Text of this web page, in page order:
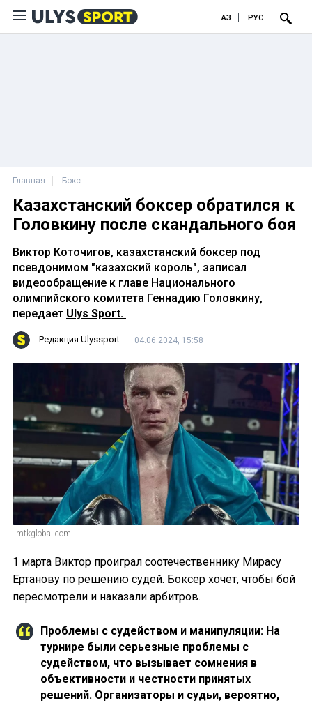
ҚАЗ РУС
Главная Бокс
Казахстанский боксер обратился к
Головкину после скандального боя
Виктор Коточигов, казахстанский боксер под
псевдонимом "казахский король", записал
видеообращение к главе Национального
олимпийского комитета Геннадию Головкину,
передает Ulys Sport.
Редакция Ulyssport 04.06.2024, 15:58
mtkglobal.com
1 марта Виктор проиграл соотечественнику Мирасу
Ертанову по решению судей. Боксер хочет, чтобы бой
пересмотрели и наказали арбитров.
Проблемы с судейством и манипуляции: На
турнире были серьезные проблемы с
судейством, что вызывает сомнения в
объективности и честности принятых
решений. Организаторы и судьи, вероятно,